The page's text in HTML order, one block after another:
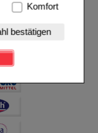
es sich um
Warenkorb,
verzichtet
zu gestalten,
des
es uns
Komfort
bestätigen